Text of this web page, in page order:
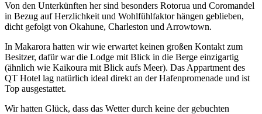
Von den Unterkünften her sind besonders Rotorua und Coromandel
in Bezug auf Herzlichkeit und Wohlfühlfaktor hängen geblieben,
dicht gefolgt von Okahune, Charleston und Arrowtown.
In Makarora hatten wir wie erwartet keinen großen Kontakt zum
Besitzer, dafür war die Lodge mit Blick in die Berge einzigartig
(ähnlich wie Kaikoura mit Blick aufs Meer). Das Appartment des
QT Hotel lag natürlich ideal direkt an der Hafenpromenade und ist
Top ausgestattet.
Wir hatten Glück, dass das Wetter durch keine der gebuchten